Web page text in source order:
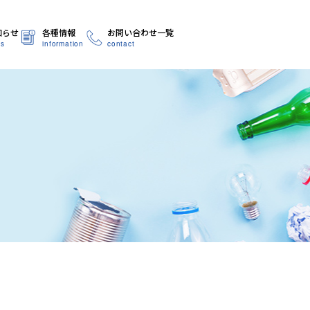
らせ 各種情報
information
お問い合わせ一覧
contact